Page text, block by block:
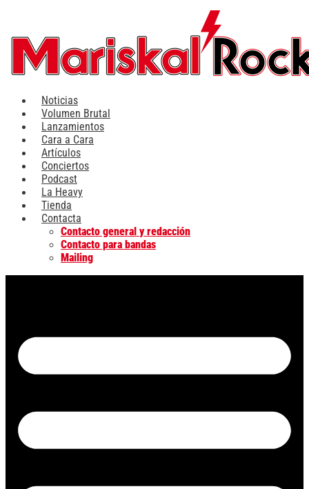
contenido
Noticias
Volumen Brutal
Lanzamientos
Cara a Cara
Artículos
Conciertos
Podcast
La Heavy
Tienda
Contacta
Contacto general y redacción
Contacto para bandas
Mailing